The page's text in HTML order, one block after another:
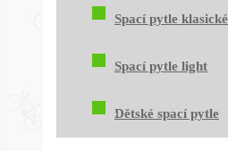
Spací pytle klasické
Spací pytle light
Dětské spací pytle